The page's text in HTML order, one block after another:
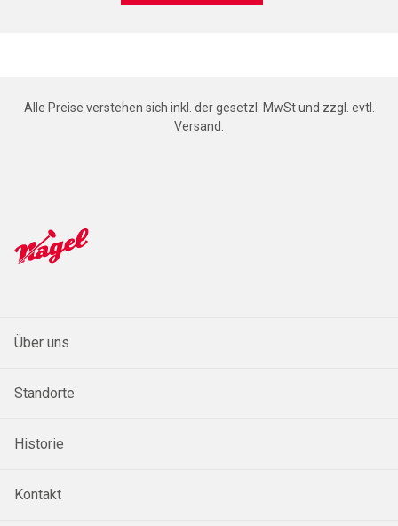
Alle Preise verstehen sich inkl. der gesetzl. MwSt und zzgl. evtl.
Versand
Über uns
Standorte
Historie
Kontakt